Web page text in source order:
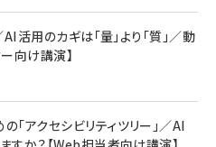
用のカギは「量」より「質」／動
向け講演】
「アクセシビリティツリー」／AI